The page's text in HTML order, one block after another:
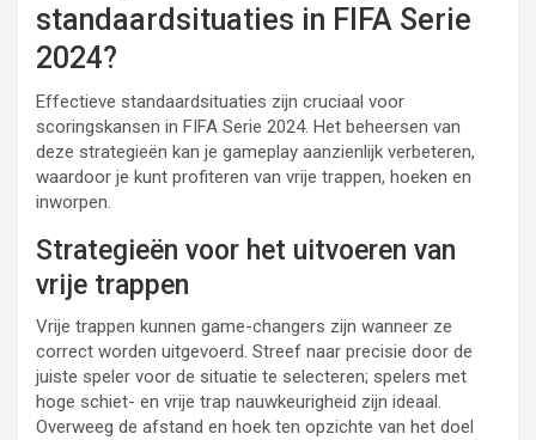
standaardsituaties in FIFA Serie
2024?
Effectieve standaardsituaties zijn cruciaal voor
scoringskansen in FIFA Serie 2024. Het beheersen van
deze strategieën kan je gameplay aanzienlijk verbeteren,
waardoor je kunt profiteren van vrije trappen, hoeken en
inworpen.
Strategieën voor het uitvoeren van
vrije trappen
Vrije trappen kunnen game-changers zijn wanneer ze
correct worden uitgevoerd. Streef naar precisie door de
juiste speler voor de situatie te selecteren; spelers met
hoge schiet- en vrije trap nauwkeurigheid zijn ideaal.
Overweeg de afstand en hoek ten opzichte van het doel